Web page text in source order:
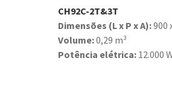
CH92C-2T&3T
Dimensões (L x P x A):900
Volume:0,29 m³
Potência elétrica: 12.000